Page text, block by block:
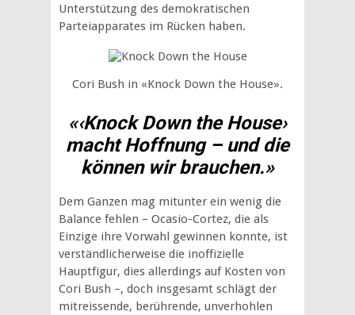
Unterstützung des demokratischen
Parteiapparates im Rücken haben.
Cori Bush in «Knock Down the House».
«‹Knock Down the House›
macht Hoffnung – und die
können wir brauchen.»
Dem Ganzen mag mitunter ein wenig die
Balance fehlen – Ocasio-Cortez, die als
Einzige ihre Vorwahl gewinnen konnte, ist
verständlicherweise die inoffizielle
Hauptfigur, dies allerdings auf Kosten von
Cori Bush –, doch insgesamt schlägt der
mitreissende, berührende, unverhohlen